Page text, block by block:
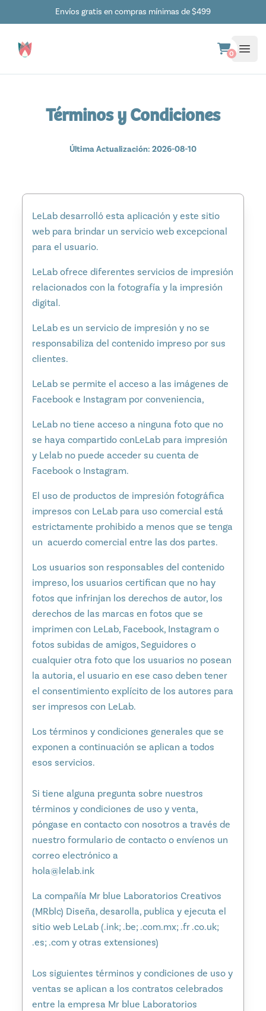
Envíos gratis en compras mínimas de $499
0
Términos y Condiciones
Última Actualización: 2026-08-10
LeLab desarrolló esta aplicación y este sitio
web para brindar un servicio web excepcional
para el usuario.
LeLab ofrece diferentes servicios de impresión
relacionados con la fotografía y la impresión
digital.
LeLab es un servicio de impresión y no se
responsabiliza del contenido impreso por sus
clientes.
LeLab se permite el acceso a las imágenes de
Facebook e Instagram por conveniencia,
LeLab no tiene acceso a ninguna foto que no
se haya compartido conLeLab para impresión
y Lelab no puede acceder su cuenta de
Facebook o Instagram.
El uso de productos de impresión fotográfica
impresos con LeLab para uso comercial está
estrictamente prohibido a menos que se tenga
un acuerdo comercial entre las dos partes.
Los usuarios son responsables del contenido
impreso, los usuarios certifican que no hay
fotos que infrinjan los derechos de autor, los
derechos de las marcas en fotos que se
imprimen con LeLab, Facebook, Instagram o
fotos subidas de amigos, Seguidores o
cualquier otra foto que los usuarios no posean
la autoria, el usuario en ese caso deben tener
el consentimiento explícito de los autores para
ser impresos con LeLab.
Los términos y condiciones generales que se
exponen a continuación se aplican a todos
esos servicios.
Si tiene alguna pregunta sobre nuestros
términos y condiciones de uso y venta,
póngase en contacto con nosotros a través de
nuestro formulario de contacto o envíenos un
correo electrónico a
hola@lelab.ink
La compañía Mr blue Laboratorios Creativos
(MRblc) Diseña, desarolla, publica y ejecuta el
sitio web LeLab (.ink; .be; .com.mx; .fr .co.uk;
.es; .com y otras extensiones)
Los siguientes términos y condiciones de uso y
ventas se aplican a los contratos celebrados
entre la empresa Mr blue Laboratorios